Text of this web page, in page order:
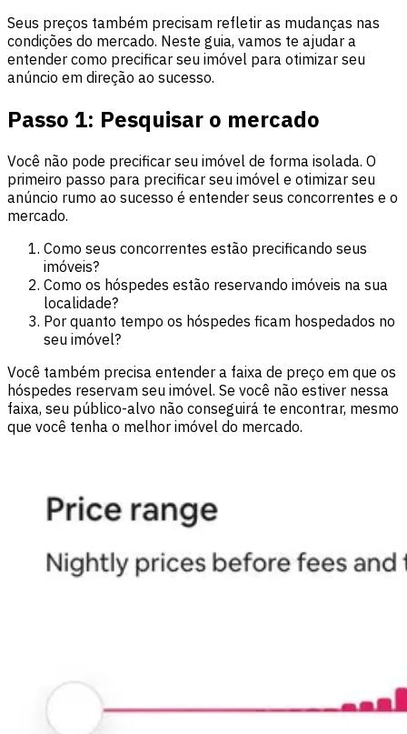
Seus preços também precisam refletir as mudanças nas
condições do mercado. Neste guia, vamos te ajudar a
entender como precificar seu imóvel para otimizar seu
anúncio em direção ao sucesso.
Passo 1: Pesquisar o mercado
Você não pode precificar seu imóvel de forma isolada. O
primeiro passo para precificar seu imóvel e otimizar seu
anúncio rumo ao sucesso é entender seus concorrentes e o
mercado.
Como seus concorrentes estão precificando seus
imóveis?
Como os hóspedes estão reservando imóveis na sua
localidade?
Por quanto tempo os hóspedes ficam hospedados no
seu imóvel?
Você também precisa entender a faixa de preço em que os
hóspedes reservam seu imóvel. Se você não estiver nessa
faixa, seu público-alvo não conseguirá te encontrar, mesmo
que você tenha o melhor imóvel do mercado.